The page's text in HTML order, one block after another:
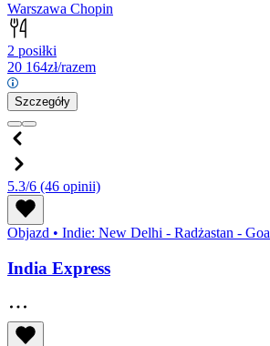
Warszawa Chopin
2 posiłki
20 164zł/razem
Szczegóły
5.3/6 (46 opinii)
Objazd • Indie: New Delhi - Radżastan - Goa
India Express